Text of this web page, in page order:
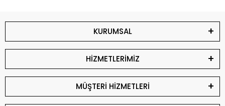
KURUMSAL
HİZMETLERİMİZ
MÜŞTERİ HİZMETLERİ